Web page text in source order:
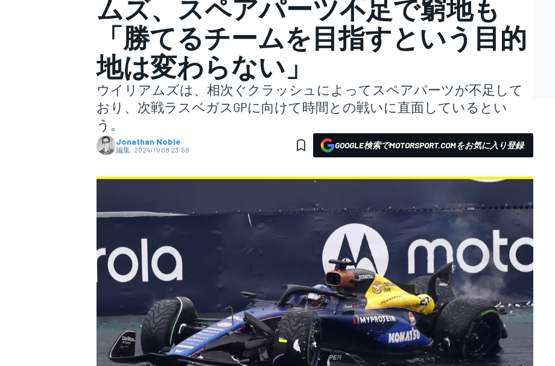
スーパーフォーミュラ
WEC
ムズ、スペアパーツ不足で窮地も
「勝てるチームを目指すという目的
地は変わらない」
ウイリアムズは、相次ぐクラッシュによってスペアパーツが不足して
おり、次戦ラスベガスGPに向けて時間との戦いに直面しているとい
う。
Jonathan Noble
編集: 2024/11/08 23:56 GOOGLE検索でMOTORSPORT.COMをお気に入り登録